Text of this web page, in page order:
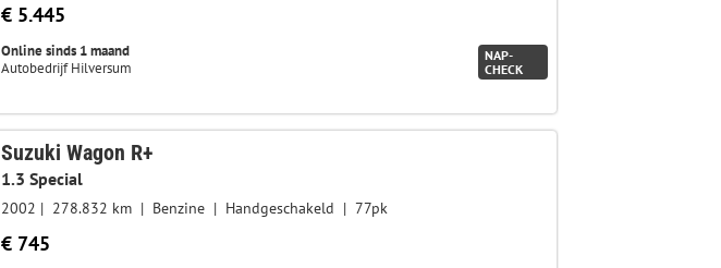
€ 5.445
Online sinds 1 maand
Autobedrijf Hilversum
NAP-
CHECK
Suzuki Wagon R+
1.3 Special
2002 278.832 km Benzine Handgeschakeld 77pk
€ 745